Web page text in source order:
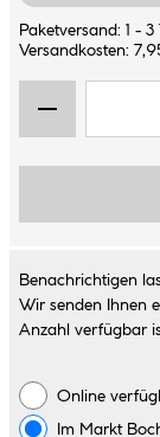
Paketversand: 1 - 3
Versandkosten:
Benachrichtigen
Wir senden Ihnen
Anzahl verfügbar
Online
Im Markt